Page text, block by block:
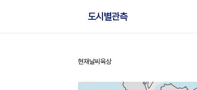
도시별관측
홈
현재날씨 육상